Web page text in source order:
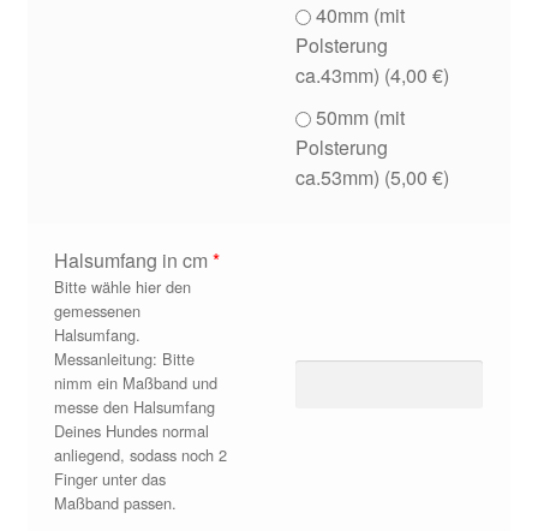
40mm (mit
Polsterung
ca.43mm) (4,00€)
50mm (mit
Polsterung
ca.53mm) (5,00€)
Halsumfang in cm*
Bitte wähle hier den
gemessenen
Halsumfang.
Messanleitung: Bitte
nimm ein Maßband und
messe den Halsumfang
Deines Hundes normal
anliegend, sodass noch 2
Finger unter das
Maßband passen.